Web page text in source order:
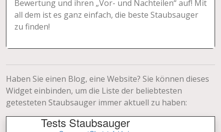
Bewertung und ihren „Vor- und Nachteilen“ auf! Mit
all dem ist es ganz einfach, die beste Staubsauger
zu finden!
Haben Sie einen Blog, eine Website? Sie können dieses
Widget einbinden, um die Liste der beliebtesten
getesteten Staubsauger immer aktuell zu haben: